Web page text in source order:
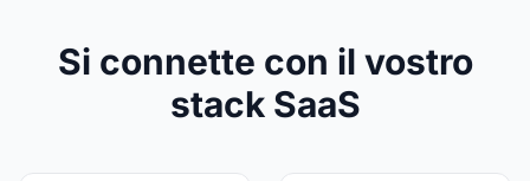
Si connette con il vostro
stack SaaS